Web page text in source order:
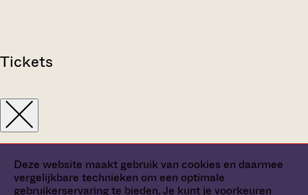
Deze website maakt gebruik van cookies en daarmee
vergelijkbare technieken om een optimale
gebruikerservaring te bieden. Je kunt je voorkeuren
Tickets